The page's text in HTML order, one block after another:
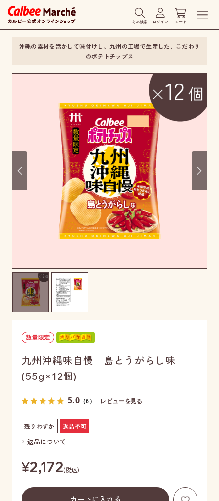
商品検索 ログイン カート
沖縄の素材を活かして味付けし、九州の工場で生産した、こだわり
のポテトチップス
九州沖縄味自慢 島とうがらし味
(55g×12個)
5.0 （6） レビューを見る
残りわずか 返品不可
返品について
¥2,172(税込)